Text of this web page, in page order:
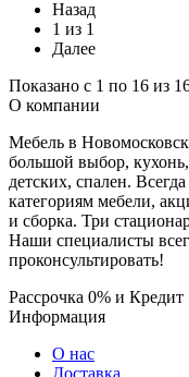
Назад
1 из 1
Далее
Показано с 1 по 16 из
О компании
Мебель в
большой выбор,
детских, спален.
категориям мебели,
и сборка. Три
Наши специалисты
проконсультировать!
Рассрочка 0% и Кредит
Информация
О нас
Доставка